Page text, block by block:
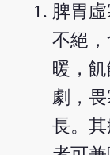
脾胃
不絕
暖，
劇，
長。